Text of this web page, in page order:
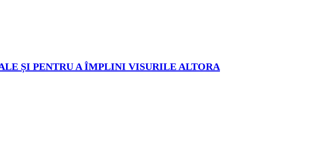
ȘI PENTRU A ÎMPLINI VISURILE ALTORA